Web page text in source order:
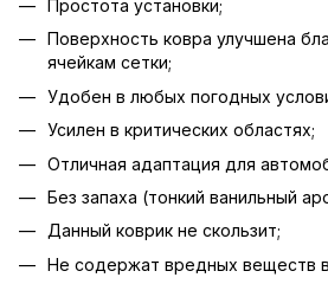
Простота установки;
Поверхность ковра улучшена
ячейкам сетки;
Удобен в любых погодных
Усилен в критических областях;
Отличная адаптация для
Без запаха (тонкий ванильный
Данный коврик не скользит;
Не содержат вредных веществ